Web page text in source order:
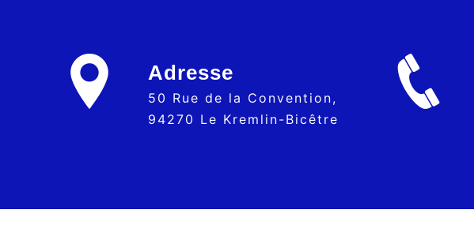
Adresse
50 Rue de la Convention,
94270 Le Kremlin-Bicêtre